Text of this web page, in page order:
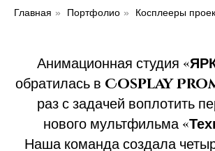
Главная » Портфолио » Косплееры
Анимационная студия
обратилась в Cosplay
раз с задачей воплотить
нового мультфильма
Наша команда создала